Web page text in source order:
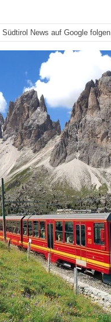
Südtirol News auf Google folgen